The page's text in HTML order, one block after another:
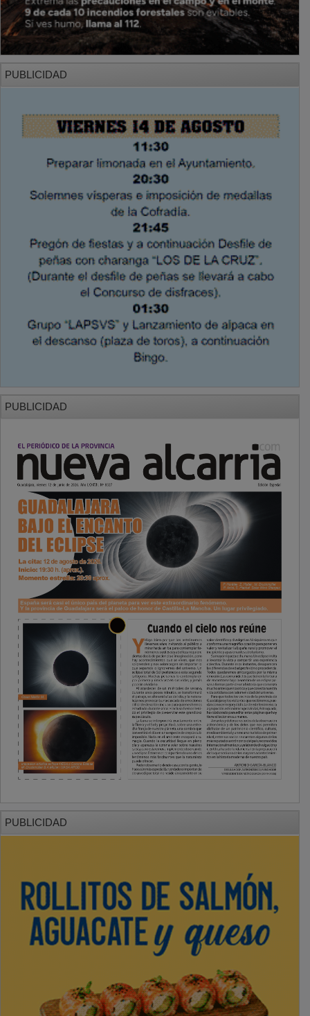
PUBLICIDAD
PUBLICIDAD
PUBLICIDAD